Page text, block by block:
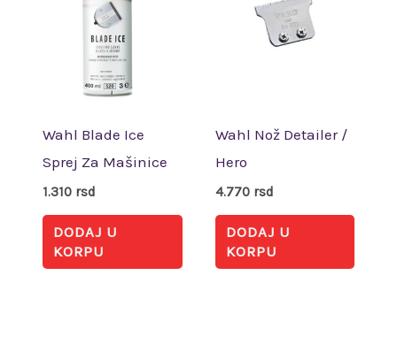
Wahl Blade Ice
Sprej Za Mašinice
1.310 rsd
DODAJ U
KORPU
Wahl Nož Detailer /
Hero
4.770 rsd
DODAJ U
KORPU